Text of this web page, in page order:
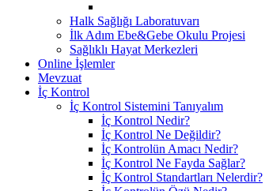
Halk Sağlığı Laboratuvarı
İlk Adım Ebe&Gebe Okulu Projesi
Sağlıklı Hayat Merkezleri
Online İşlemler
Mevzuat
İç Kontrol
İç Kontrol Sistemini Tanıyalım
İç Kontrol Nedir?
İç Kontrol Ne Değildir?
İç Kontrolün Amacı Nedir?
İç Kontrol Ne Fayda Sağlar?
İç Kontrol Standartları Nelerdir?